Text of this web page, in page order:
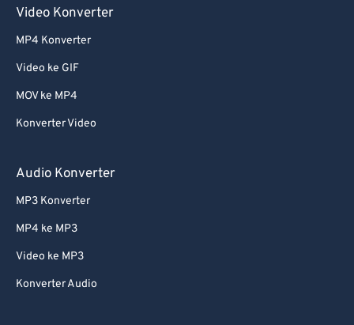
Video Konverter
MP4 Konverter
Video ke GIF
MOV ke MP4
Konverter Video
Audio Konverter
MP3 Konverter
MP4 ke MP3
Video ke MP3
Konverter Audio